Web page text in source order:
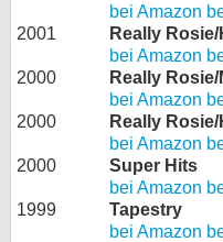
bei Amazon
2001
Really
bei Amazon
2000
Really
bei Amazon
2000
Really
bei Amazon
2000
Super Hits
bei Amazon
1999
Tapestry
bei Amazon